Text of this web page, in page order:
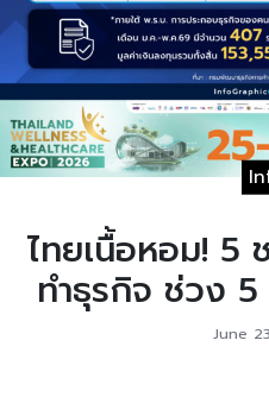
ไทยเนื้อหอม! 5
ทำธุรกิจ ช่วง
June